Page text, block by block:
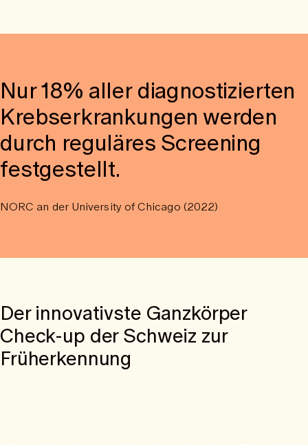
Nur 18% aller diagnostizierten
Krebserkrankungen werden
durch reguläres Screening
festgestellt.
NORC an der University of Chicago (2022)
Der innovativste Ganzkörper
Check-up der Schweiz zur
Früherkennung